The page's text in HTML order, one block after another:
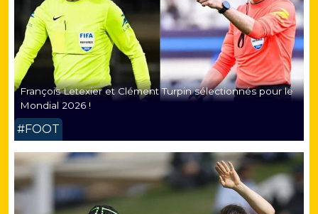
François Letexier et Clément Turpin sélectionnés pour le
Mondial 2026 !
#FOOT